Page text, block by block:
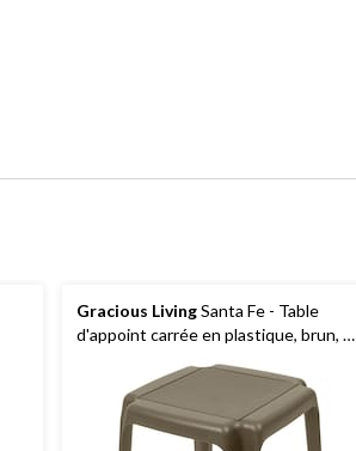
Gracious LivingSanta Fe - Table
d'appoint carrée en plastique, brun, 17